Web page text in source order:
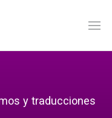
y traducciones